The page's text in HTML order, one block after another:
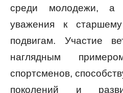
среди молодежи, а
уважения к
подвигам. Участие
наглядным
спортсменов,
поколений и